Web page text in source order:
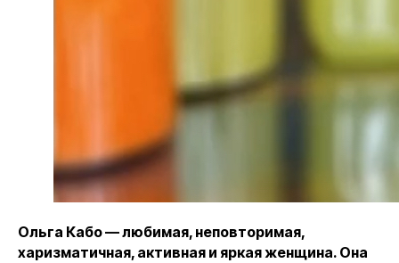
Ольга Кабо — любимая, неповторимая,
харизматичная, активная и яркая женщина. Она